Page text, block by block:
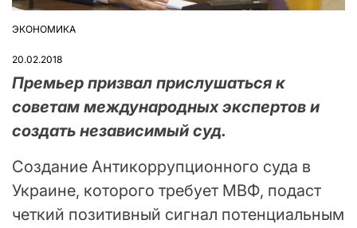
ОПУБЛІКУВАТИ
ЭКОНОМИКА
20.02.2018
Премьер призвал прислушаться к
советам международных экспертов и
создать независимый суд.
Создание Антикоррупционного суда в
Украине, которого требует МВФ, подаст
четкий позитивный сигнал потенциальным